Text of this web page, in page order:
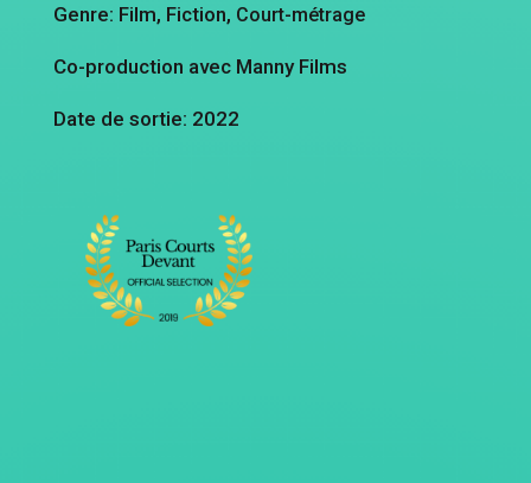
Genre: Film, Fiction, Court-métrage
Co-production avec Manny Films
Date de sortie: 2022